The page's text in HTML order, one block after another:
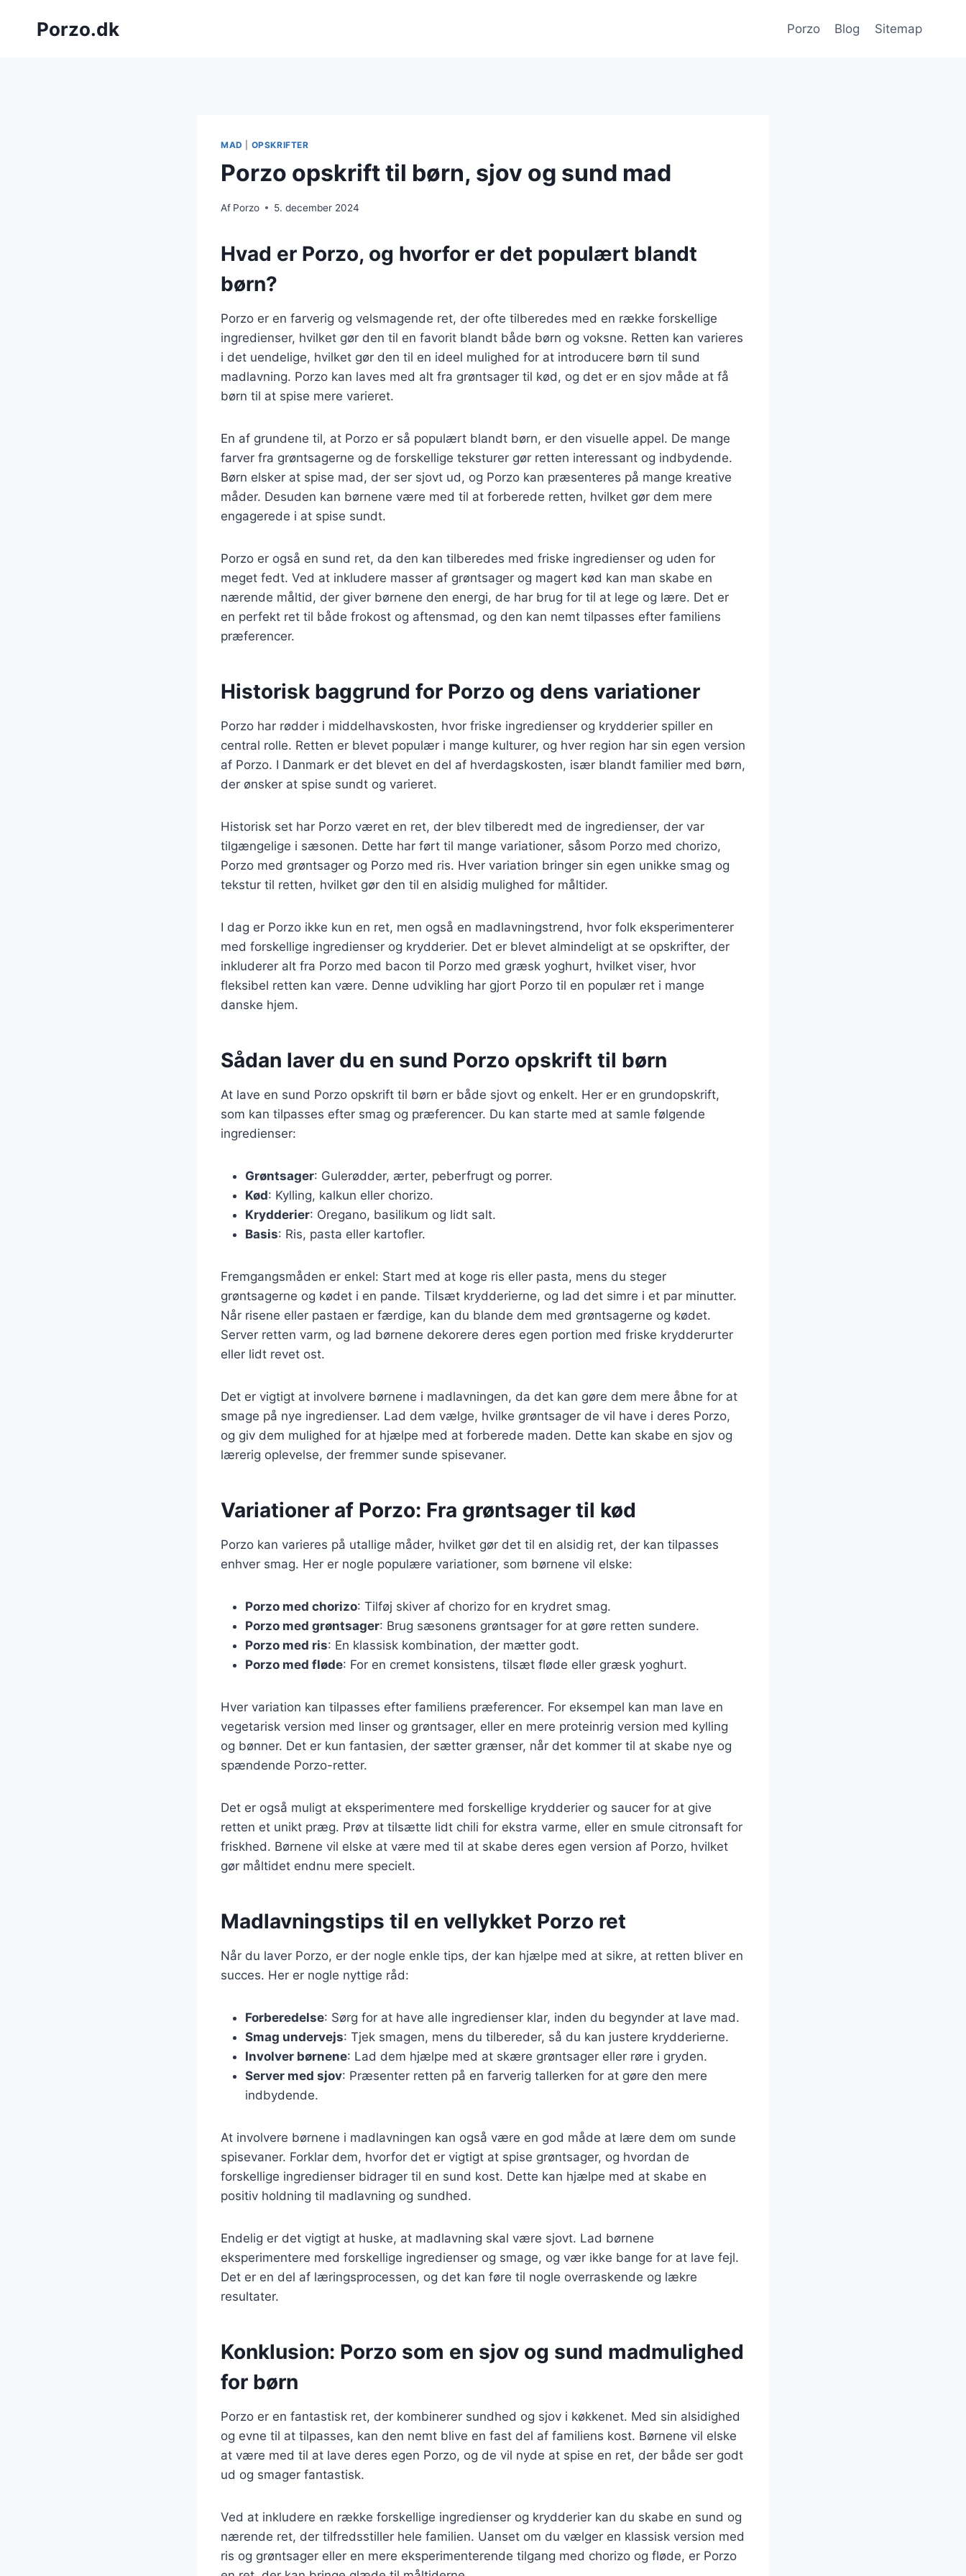
Porzo.dk Porzo Blog Sitemap
MAD OPSKRIFTER
Porzo opskrift til børn, sjov og sund mad
Af Porzo 5. december 2024
Hvad er Porzo, og hvorfor er det populært blandt
børn?
Porzo er en farverig og velsmagende ret, der ofte tilberedes med en række forskellige
ingredienser, hvilket gør den til en favorit blandt både børn og voksne. Retten kan varieres
i det uendelige, hvilket gør den til en ideel mulighed for at introducere børn til sund
madlavning. Porzo kan laves med alt fra grøntsager til kød, og det er en sjov måde at få
børn til at spise mere varieret.
En af grundene til, at Porzo er så populært blandt børn, er den visuelle appel. De mange
farver fra grøntsagerne og de forskellige teksturer gør retten interessant og indbydende.
Børn elsker at spise mad, der ser sjovt ud, og Porzo kan præsenteres på mange kreative
måder. Desuden kan børnene være med til at forberede retten, hvilket gør dem mere
engagerede i at spise sundt.
Porzo er også en sund ret, da den kan tilberedes med friske ingredienser og uden for
meget fedt. Ved at inkludere masser af grøntsager og magert kød kan man skabe en
nærende måltid, der giver børnene den energi, de har brug for til at lege og lære. Det er
en perfekt ret til både frokost og aftensmad, og den kan nemt tilpasses efter familiens
præferencer.
Historisk baggrund for Porzo og dens variationer
Porzo har rødder i middelhavskosten, hvor friske ingredienser og krydderier spiller en
central rolle. Retten er blevet populær i mange kulturer, og hver region har sin egen version
af Porzo. I Danmark er det blevet en del af hverdagskosten, især blandt familier med børn,
der ønsker at spise sundt og varieret.
Historisk set har Porzo været en ret, der blev tilberedt med de ingredienser, der var
tilgængelige i sæsonen. Dette har ført til mange variationer, såsom Porzo med chorizo,
Porzo med grøntsager og Porzo med ris. Hver variation bringer sin egen unikke smag og
tekstur til retten, hvilket gør den til en alsidig mulighed for måltider.
I dag er Porzo ikke kun en ret, men også en madlavningstrend, hvor folk eksperimenterer
med forskellige ingredienser og krydderier. Det er blevet almindeligt at se opskrifter, der
inkluderer alt fra Porzo med bacon til Porzo med græsk yoghurt, hvilket viser, hvor
fleksibel retten kan være. Denne udvikling har gjort Porzo til en populær ret i mange
danske hjem.
Sådan laver du en sund Porzo opskrift til børn
At lave en sund Porzo opskrift til børn er både sjovt og enkelt. Her er en grundopskrift,
som kan tilpasses efter smag og præferencer. Du kan starte med at samle følgende
ingredienser:
Grøntsager: Gulerødder, ærter, peberfrugt og porrer.
Kød: Kylling, kalkun eller chorizo.
Krydderier: Oregano, basilikum og lidt salt.
Basis: Ris, pasta eller kartofler.
Fremgangsmåden er enkel: Start med at koge ris eller pasta, mens du steger
grøntsagerne og kødet i en pande. Tilsæt krydderierne, og lad det simre i et par minutter.
Når risene eller pastaen er færdige, kan du blande dem med grøntsagerne og kødet.
Server retten varm, og lad børnene dekorere deres egen portion med friske krydderurter
eller lidt revet ost.
Det er vigtigt at involvere børnene i madlavningen, da det kan gøre dem mere åbne for at
smage på nye ingredienser. Lad dem vælge, hvilke grøntsager de vil have i deres Porzo,
og giv dem mulighed for at hjælpe med at forberede maden. Dette kan skabe en sjov og
lærerig oplevelse, der fremmer sunde spisevaner.
Variationer af Porzo: Fra grøntsager til kød
Porzo kan varieres på utallige måder, hvilket gør det til en alsidig ret, der kan tilpasses
enhver smag. Her er nogle populære variationer, som børnene vil elske:
Porzo med chorizo: Tilføj skiver af chorizo for en krydret smag.
Porzo med grøntsager: Brug sæsonens grøntsager for at gøre retten sundere.
Porzo med ris: En klassisk kombination, der mætter godt.
Porzo med fløde: For en cremet konsistens, tilsæt fløde eller græsk yoghurt.
Hver variation kan tilpasses efter familiens præferencer. For eksempel kan man lave en
vegetarisk version med linser og grøntsager, eller en mere proteinrig version med kylling
og bønner. Det er kun fantasien, der sætter grænser, når det kommer til at skabe nye og
spændende Porzo-retter.
Det er også muligt at eksperimentere med forskellige krydderier og saucer for at give
retten et unikt præg. Prøv at tilsætte lidt chili for ekstra varme, eller en smule citronsaft for
friskhed. Børnene vil elske at være med til at skabe deres egen version af Porzo, hvilket
gør måltidet endnu mere specielt.
Madlavningstips til en vellykket Porzo ret
Når du laver Porzo, er der nogle enkle tips, der kan hjælpe med at sikre, at retten bliver en
succes. Her er nogle nyttige råd:
Forberedelse: Sørg for at have alle ingredienser klar, inden du begynder at lave mad.
Smag undervejs: Tjek smagen, mens du tilbereder, så du kan justere krydderierne.
Involver børnene: Lad dem hjælpe med at skære grøntsager eller røre i gryden.
Server med sjov: Præsenter retten på en farverig tallerken for at gøre den mere
indbydende.
At involvere børnene i madlavningen kan også være en god måde at lære dem om sunde
spisevaner. Forklar dem, hvorfor det er vigtigt at spise grøntsager, og hvordan de
forskellige ingredienser bidrager til en sund kost. Dette kan hjælpe med at skabe en
positiv holdning til madlavning og sundhed.
Endelig er det vigtigt at huske, at madlavning skal være sjovt. Lad børnene
eksperimentere med forskellige ingredienser og smage, og vær ikke bange for at lave fejl.
Det er en del af læringsprocessen, og det kan føre til nogle overraskende og lækre
resultater.
Konklusion: Porzo som en sjov og sund madmulighed
for børn
Porzo er en fantastisk ret, der kombinerer sundhed og sjov i køkkenet. Med sin alsidighed
og evne til at tilpasses, kan den nemt blive en fast del af familiens kost. Børnene vil elske
at være med til at lave deres egen Porzo, og de vil nyde at spise en ret, der både ser godt
ud og smager fantastisk.
Ved at inkludere en række forskellige ingredienser og krydderier kan du skabe en sund og
nærende ret, der tilfredsstiller hele familien. Uanset om du vælger en klassisk version med
ris og grøntsager eller en mere eksperimenterende tilgang med chorizo og fløde, er Porzo